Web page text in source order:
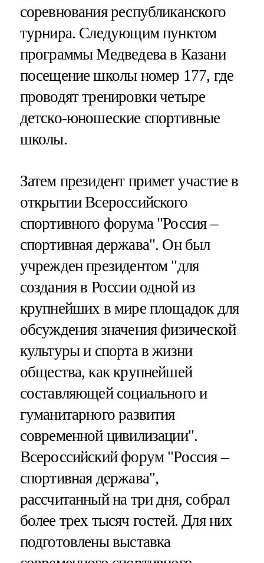
соревнования республиканского
турнира. Следующим пунктом
программы Медведева в Казани
посещение школы номер 177, где
проводят тренировки четыре
детско-юношеские спортивные
школы.
Затем президент примет участие в
открытии Всероссийского
спортивного форума "Россия –
спортивная держава". Он был
учрежден президентом "для
создания в России одной из
крупнейших в мире площадок для
обсуждения значения физической
культуры и спорта в жизни
общества, как крупнейшей
составляющей социального и
гуманитарного развития
современной цивилизации".
Всероссийский форум "Россия –
спортивная держава",
рассчитанный на три дня, собрал
более трех тысяч гостей. Для них
подготовлены выставка